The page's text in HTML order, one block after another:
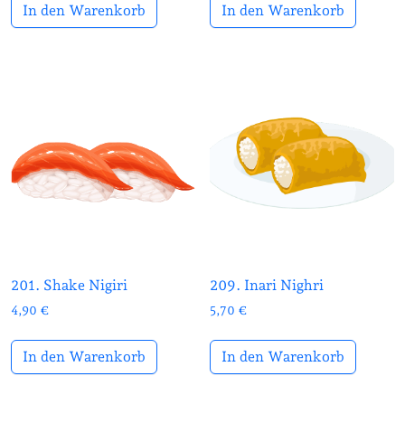
In den Warenkorb In den Warenkorb
201. Shake Nigiri
4,90 €
In den Warenkorb
209. Inari Nighri
5,70 €
In den Warenkorb